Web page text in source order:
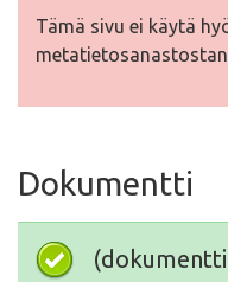
Tämä sivu ei käytä
Dokumentti